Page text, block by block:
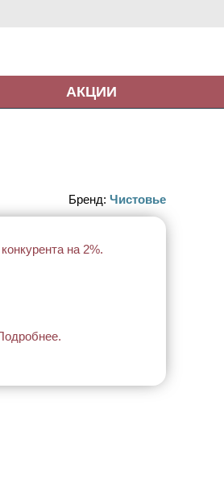
АКЦИИ
Бренд: Чистовье
на 2%.